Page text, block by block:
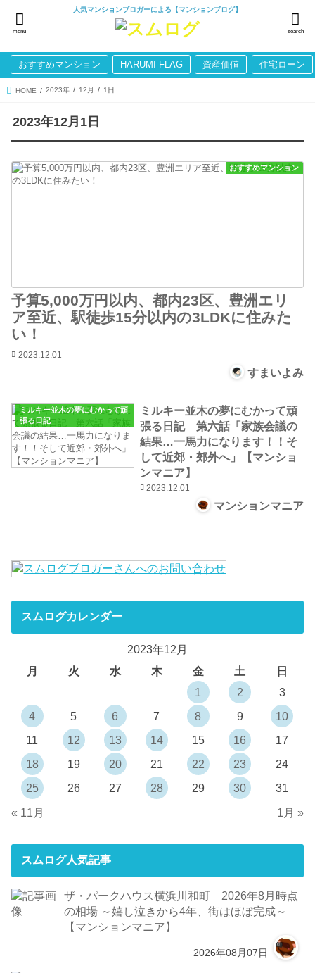
人気マンションブロガーによる【マンションブログ】
search
menu
おすすめマンション HARUMI FLAG 資産価値 住宅ローン
HOME 2023年 12月 1日
2023年12月1日
おすすめマンション
予算5,000万円以内、都内23区、豊洲エリ
ア至近、駅徒歩15分以内の3LDKに住みた
い！
2023.12.01
すまいよみ
ミルキー並木の夢にむかって頑
張る日記
ミルキー並木の夢にむかって頑
張る日記 第六話「家族会議の
結果…一馬力になります！！そ
して近郊・郊外へ」【マンショ
ンマニア】
2023.12.01
マンションマニア
スムログカレンダー
2023年12月
月
火 水 木 金 土
日
1
2
3
4
5 6 7 8 9
10
11
12 13 14 15 16
17
18
19 20 21 22 23
24
25
26 27 28 29 30
31
« 11月
1月 »
スムログ人気記事
ザ・パークハウス横浜川和町 2026年8月時点
の相場 ～嬉し泣きから4年、街はほぼ完成～
【マンションマニア】
2026年08月07日